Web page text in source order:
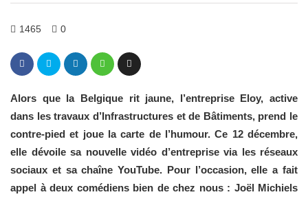
1465 0
Alors que la Belgique rit jaune, l’entreprise Eloy, active
dans les travaux d’Infrastructures et de Bâtiments, prend le
contre-pied et joue la carte de l’humour. Ce 12 décembre,
elle dévoile sa nouvelle vidéo d’entreprise via les réseaux
sociaux et sa chaîne YouTube. Pour l’occasion, elle a fait
appel à deux comédiens bien de chez nous : Joël Michiels